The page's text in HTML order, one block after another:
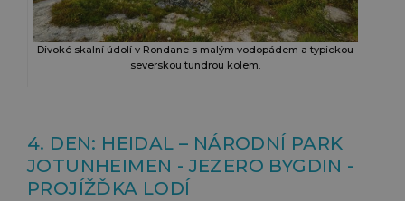
Divoké skalní údolí v Rondane s malým vodopádem a typickou
severskou tundrou kolem.
4. DEN: HEIDAL – NÁRODNÍ PARK
JOTUNHEIMEN - JEZERO BYGDIN -
PROJÍŽĎKA LODÍ